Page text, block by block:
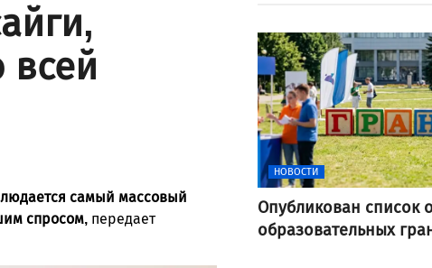
всей
самый массовый
спросом, передает
НОВОСТИ
Опубликован список
образовательных